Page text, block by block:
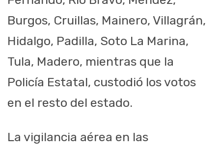
Burgos, Cruillas, Mainero, Villagrán,
Hidalgo, Padilla, Soto La Marina,
Tula, Madero, mientras que la
Policía Estatal, custodió los votos
en el resto del estado.
La vigilancia aérea en las